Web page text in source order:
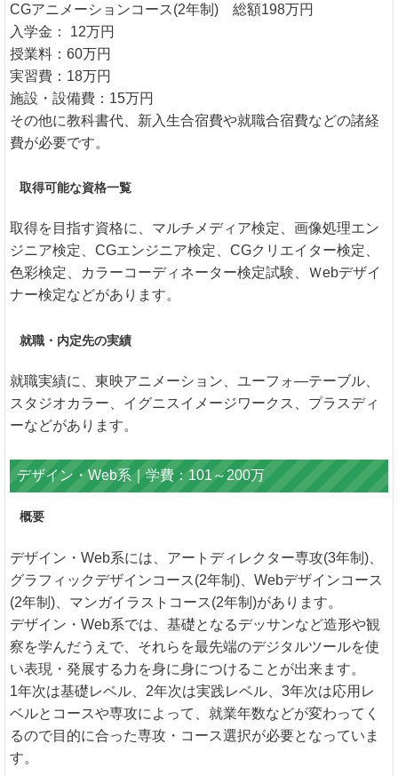
CGアニメーションコース(2年制) 総額198万円
入学金： 12万円
授業料：60万円
実習費：18万円
施設・設備費：15万円
その他に教科書代、新入生合宿費や就職合宿費などの諸経
費が必要です。
取得可能な資格一覧
取得を目指す資格に、マルチメディア検定、画像処理エン
ジニア検定、CGエンジニア検定、CGクリエイター検定、
色彩検定、カラーコーディネーター検定試験、Ｗebデザイ
ナー検定などがあります。
就職・内定先の実績
就職実績に、東映アニメーション、ユーフォ―テーブル、
スタジオカラー、イグニスイメージワークス、プラスディ
ーなどがあります。
デザイン・Web系｜学費：101～200万
概要
デザイン・Web系には、アートディレクター専攻(3年制)、
グラフィックデザインコース(2年制)、Webデザインコース
(2年制)、マンガイラストコース(2年制)があります。
デザイン・Web系では、基礎となるデッサンなど造形や観
察を学んだうえで、それらを最先端のデジタルツールを使
い表現・発展する力を身に身につけることが出来ます。
1年次は基礎レベル、2年次は実践レベル、3年次は応用レ
ベルとコースや専攻によって、就業年数などが変わってく
るので目的に合った専攻・コース選択が必要となっていま
す。